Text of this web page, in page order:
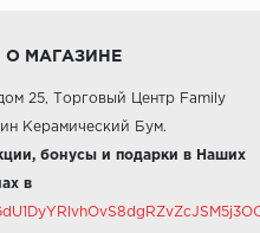
МАГАЗИНЕ
25, Торговый Центр Family
Керамический Бум.
бонусы и подарки в Наших
в